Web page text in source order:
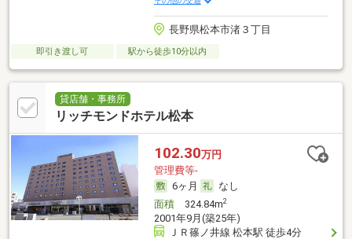
長野県松本市渚３丁目
即引き渡し可 駅から徒歩10分以内
貸店舗・事務所
リッチモンドホテル松本
102.30万円
管理費等-
6ヶ月
なし
面積324.84m2
2001年9月(築25年)
ＪＲ篠ノ井線 松本駅 徒歩4分